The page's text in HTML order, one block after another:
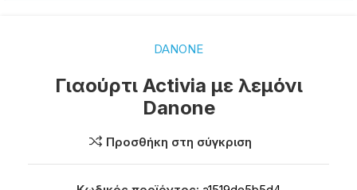
DANONE
Γιαούρτι Activia με λεμόνι
Danone
Προσθήκη στη σύγκριση